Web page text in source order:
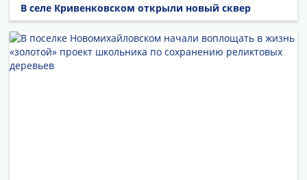
В селе Кривенковском открыли новый сквер